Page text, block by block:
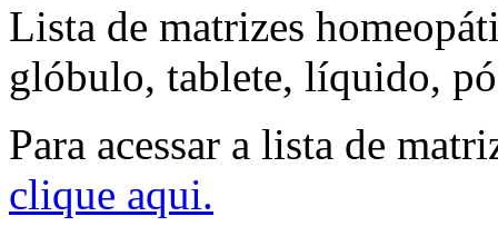
Lista de matrizes
glóbulo, tablete, líquido,
Para acessar a lista de
clique aqui.